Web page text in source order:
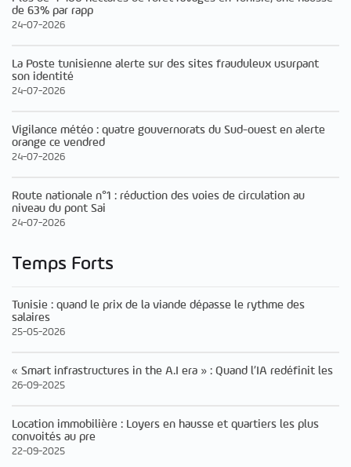
de 63% par rapp
24-07-2026
La Poste tunisienne alerte sur des sites frauduleux usurpant
son identité
24-07-2026
Vigilance météo : quatre gouvernorats du Sud-ouest en alerte
orange ce vendred
24-07-2026
Route nationale n°1 : réduction des voies de circulation au
niveau du pont Sai
24-07-2026
Temps Forts
Tunisie : quand le prix de la viande dépasse le rythme des
salaires
25-05-2026
« Smart infrastructures in the A.I era » : Quand l’IA redéfinit les
26-09-2025
Location immobilière : Loyers en hausse et quartiers les plus
convoités au pre
22-09-2025